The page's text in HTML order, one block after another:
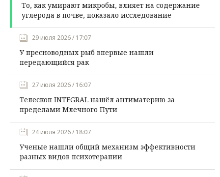
То, как умирают микробы, влияет на содержание
углерода в почве, показало исследование
29 июля 2026 / 17:07
У пресноводных рыб впервые нашли
передающийся рак
27 июля 2026 / 16:07
Телескоп INTEGRAL нашёл антиматерию за
пределами Млечного Пути
24 июля 2026 / 18:07
Ученые нашли общий механизм эффективности
разных видов психотерапии